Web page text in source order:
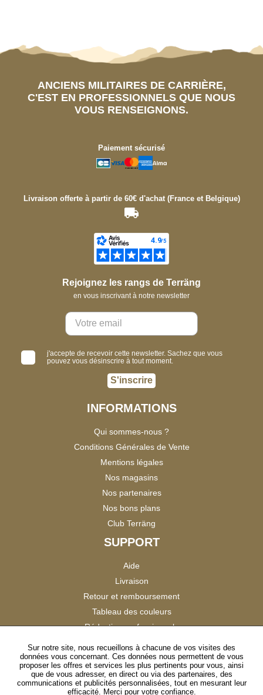
ANCIENS MILITAIRES DE CARRIÈRE,
C'EST EN PROFESSIONNELS QUE NOUS
VOUS RENSEIGNONS.
Paiement sécurisé
Livraison offerte à partir de 60€ d'achat (France et Belgique)
Rejoignez les rangs de Terräng
en vous inscrivant à notre newsletter
j'accepte de recevoir cette newsletter. Sachez que vous
pouvez vous désinscrire à tout moment.
S'inscrire
INFORMATIONS
Qui sommes-nous ?
Conditions Générales de Vente
Mentions légales
Nos magasins
Nos partenaires
Nos bons plans
Club Terräng
SUPPORT
Aide
Livraison
Retour et remboursement
Tableau des couleurs
Réduction professionnels
Satisfaction Clients
SUIVEZ-NOUS
Sur notre site, nous recueillons à chacune de vos visites des
données vous concernant. Ces données nous permettent de vous
proposer les offres et services les plus pertinents pour vous, ainsi
que de vous adresser, en direct ou via des partenaires, des
communications et publicités personnalisées, tout en mesurant leur
efficacité. Merci pour votre confiance.